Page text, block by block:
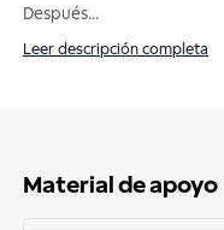
Después...
Leer descripción completa
Material de apoyo